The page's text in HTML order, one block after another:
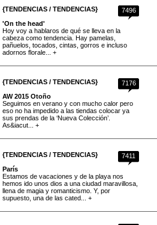
7496
{TENDENCIAS / TENDENCIAS}
'On the head'
Hoy voy a hablaros de qué se lleva en la
cabeza como tendencia. Hay pamelas,
pañuelos, tocados, cintas, gorros e incluso
adornos florale... +
7176
{TENDENCIAS / TENDENCIAS}
AW 2015 Otoño
Seguimos en verano y con mucho calor pero
eso no ha impedido a las tiendas colocar ya
sus prendas de la ‘Nueva Colección’.
As&iacut... +
7411
{TENDENCIAS / TENDENCIAS}
París
Estamos de vacaciones y de la playa nos
hemos ido unos dios a una ciudad maravillosa,
llena de magia y romanticismo. Y, por
supuesto, una de las cated... +